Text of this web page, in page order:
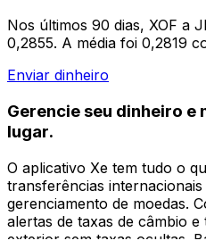
Nos últimos 90 dias, XOF a
0,2855. A média foi 0,2819
Enviar dinheiro
Gerencie seu dinheiro e
lugar.
O aplicativo Xe tem tudo o
transferências
gerenciamento de moedas.
alertas de taxas de câmbio
exterior sem taxas ocultas.